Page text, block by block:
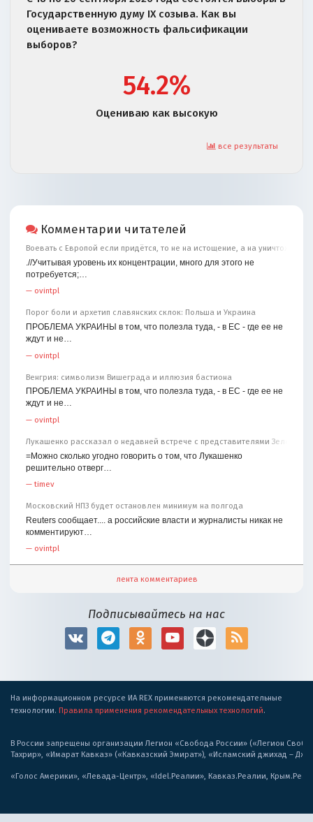
Государственную думу IX созыва. Как вы
оцениваете возможность фальсификации
выборов?
54.2%
Оцениваю как высокую
все результаты
Комментарии читателей
Воевать с Европой если придётся, то не на истощение, а на уничтожение
.//Учитывая уровень их концентрации, много для этого не
потребуется;…
— ovintpl
Порог боли и архетип славянских склок: Польша и Украина
ПРОБЛЕМА УКРАИНЫ в том, что полезла туда, - в ЕС - где ее не
ждут и не…
— ovintpl
Венгрия: символизм Вишеграда и иллюзия бастиона
ПРОБЛЕМА УКРАИНЫ в том, что полезла туда, - в ЕС - где ее не
ждут и не…
— ovintpl
Лукашенко рассказал о недавней встрече с представителями
=Можно сколько угодно говорить о том, что Лукашенко
решительно отверг…
—timev
Московский НПЗ будет остановлен минимум на полгода
Reuters сообщает.... а российские власти и журналисты никак не
комментируют…
— ovintpl
лента комментариев
Подписывайтесь на нас
На информационном ресурсе ИА REX применяются рекомендательные
технологии. Правила применения рекомендательных технологий.
В России запрещены организации Легион «Свобода России» («Легион
Тахрир», «Имарат Кавказ» («Кавказский Эмират»), «Исламский джихад –
«Голос Америки», «Левада-Центр», «Idel.Реалии», Кавказ.Реалии,